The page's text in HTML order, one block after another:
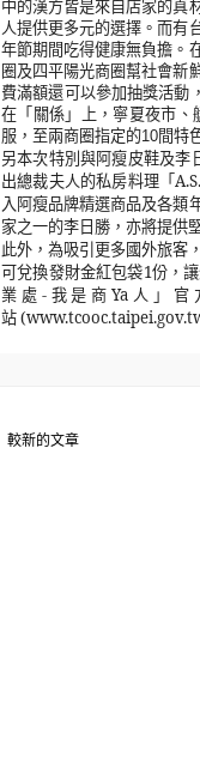
中的漢方皆是來自店家的真
人提供更多元的選擇。而有
年節期間吃得健康無負擔。
圈及四平陽光商圈幫社會新
費滿額還可以參加抽獎活動
在「關係」上，寧夏夜市、
服，至兩商圈指定的10間特
另本次特別與阿瘦皮鞋及李
出總裁夫人的私房料理「
入阿瘦品牌精選商品及各類
家之一的李日勝，亦將提供
此外，為吸引更多國外旅客
可兌換發財金紅包袋1份，
業處 -我是商Ya 人」官
站
較新的文章